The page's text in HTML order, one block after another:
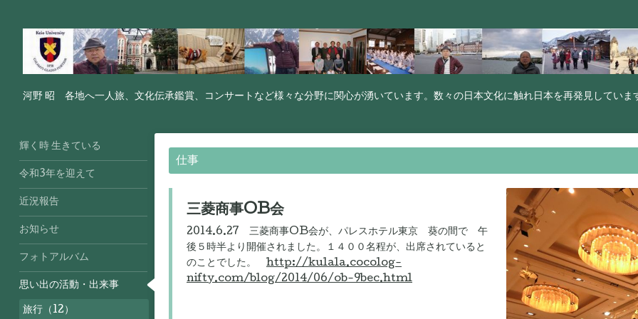
河野 昭 各地へ一人旅、文化伝承鑑賞、コンサートなど様々な分野に関心が湧いています。数々の日本文化に触れ日本を再発見していま
仕事
三菱商事OB会
2014.6.27 三菱商事OB会が、パレスホテル東京 葵の間で 午
後５時半より開催されました。１４００名程が、出席されていると
のことでした。 http://kulala.cocolog-
nifty.com/blog/2014/06/ob-9bec.html
輝く時 生きている
令和3年を迎えて
近況報告
お知らせ
フォトアルバム
思い出の活動・出来事
旅行（12）